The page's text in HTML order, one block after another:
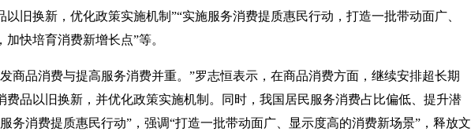
以旧换新，优化政策实施机制”“实施服务消费提质惠民行动，打造一批带动面广、
快培育消费新增长点”等。
商品消费与提高服务消费并重。”罗志恒表示，在商品消费方面，继续安排超长期
费品以旧换新，并优化政策实施机制。同时，我国居民服务消费占比偏低、提升潜
务消费提质惠民行动”，强调“打造一批带动面广、显示度高的消费新场景”，释放文